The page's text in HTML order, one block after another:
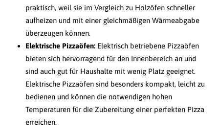
praktisch, weil sie im Vergleich zu Holzöfen schneller
aufheizen und mit einer gleichmäßigen Wärmeabgabe
überzeugen können.
Elektrische Pizzaöfen: Elektrisch betriebene Pizzaöfen
bieten sich hervorragend für den Innenbereich an und
sind auch gut für Haushalte mit wenig Platz geeignet.
Elektrische Pizzaöfen sind besonders kompakt, leicht zu
bedienen und können die notwendigen hohen
Temperaturen für die Zubereitung einer perfekten Pizza
erreichen.